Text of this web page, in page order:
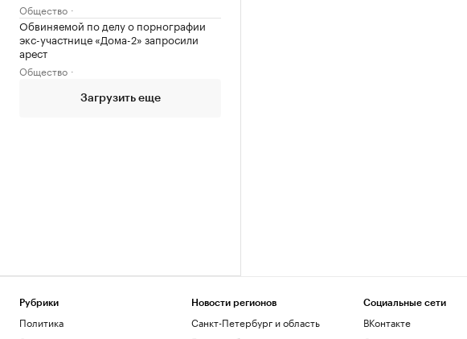
Общество
Обвиняемой по делу о порнографии
экс-участнице «Дома-2» запросили
арест
Общество
Загрузить еще
Рубрики
Политика
Новости регионов
Санкт-Петербург и область
Социальные сети
ВКонтакте